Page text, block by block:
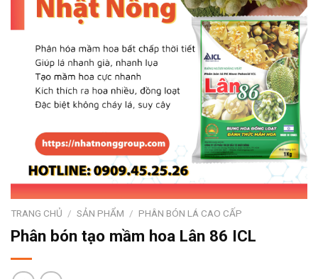
TRANG CHỦ / SẢN PHẨM / PHÂN BÓN LÁ CAO CẤP
Phân bón tạo mầm hoa Lân 86 ICL